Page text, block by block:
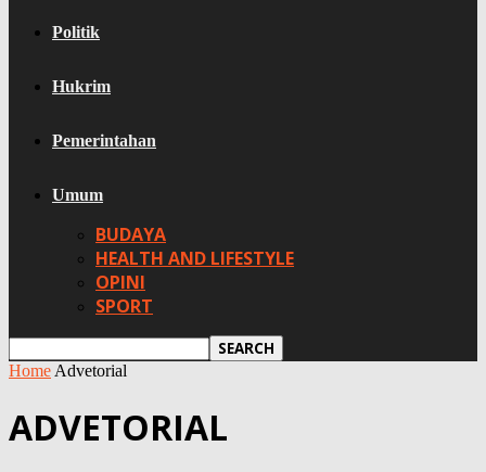
Politik
Hukrim
Pemerintahan
Umum
BUDAYA
HEALTH AND LIFESTYLE
OPINI
SPORT
Home Advetorial
ADVETORIAL